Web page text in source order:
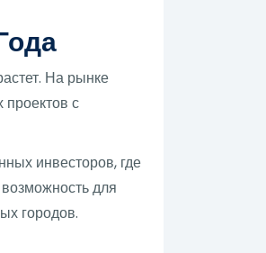
На рынке
с
инвесторов, где
для
городов.